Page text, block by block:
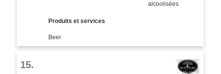
alcoolisées
Produits et services
Beer
15.